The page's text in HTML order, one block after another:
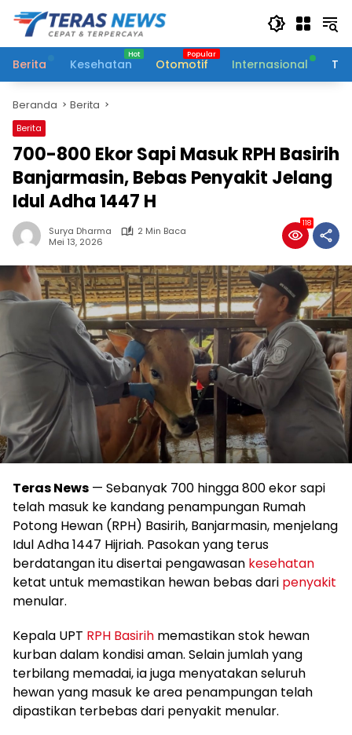
Langsung
konten
Berita
Kesehatan Otomotif Internasional
Beranda Berita
Berita
700-800 Ekor Sapi Masuk RPH Basirih
Banjarmasin, Bebas Penyakit Jelang
Idul Adha 1447 H
Surya Dharma
2 Min Baca
Mei 13, 2026
118
Teras News — Sebanyak 700 hingga 800 ekor sapi
telah masuk ke kandang penampungan Rumah
Potong Hewan (RPH) Basirih, Banjarmasin, menjelang
Idul Adha 1447 Hijriah. Pasokan yang terus
berdatangan itu disertai pengawasan kesehatan
ketat untuk memastikan hewan bebas dari penyakit
menular.
Kepala UPT RPH Basirih memastikan stok hewan
kurban dalam kondisi aman. Selain jumlah yang
terbilang memadai, ia juga menyatakan seluruh
hewan yang masuk ke area penampungan telah
dipastikan terbebas dari penyakit menular.